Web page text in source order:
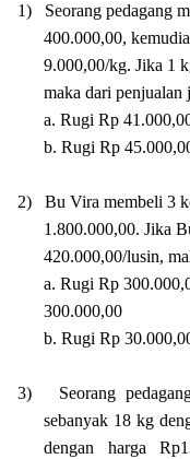
1)
Seorang pedagang
400.000,00,
9.000,00/kg. Jika 1
maka dari
a. Rugi Rp
b. Rugi Rp
2)
Bu Vira membeli 3
1.800.000,00. Jika
420.000,00/lusin,
a. Rugi Rp
300.000,00
b. Rugi Rp
3)
Seorang
sebanyak 18 kg
dengan harga